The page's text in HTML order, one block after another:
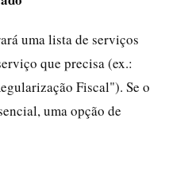
uma lista de serviços
que precisa (ex.:
Fiscal"). Se o
uma opção de